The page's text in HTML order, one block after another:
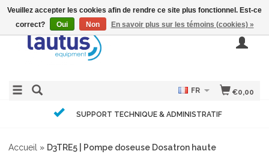
€0,00
FR
SUPPORT TECHNIQUE & ADMINISTRATIF
Accueil » D3TRE5 | Pompe doseuse Dosatron haute
Veuillez accepter les cookies afin de rendre ce site plus fonctionnel. Est-ce
correct?
Oui Non En savoir plus sur les témoins (cookies) »